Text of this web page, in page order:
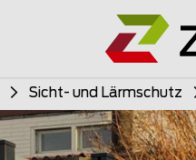
Sicht- und Lärmschutz